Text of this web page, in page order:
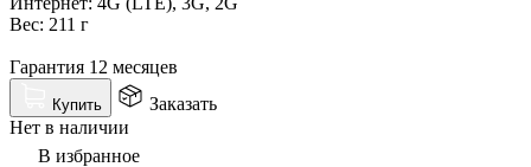
Вес: 211 г
Гарантия 12 месяцев
Купить
Заказать
Нет в наличии
В избранное